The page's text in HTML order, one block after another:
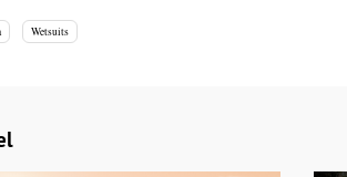
Wetsuits